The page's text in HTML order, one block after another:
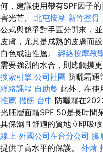
何，建議使用帶有SPF因子
害光芒。 北屯按摩 新竹整骨
公式與競爭對手區分開來，
皮膚，尤其是成熟的皮膚而設
白色或油性層。 經絡按摩教
需要強烈的水合，則應觸摸
搜索引擎 公司社團 防曬霜通
經絡課程 自助餐 此外，在使
推薦 撥筋 台中 防曬霜在
光胚層面霜SPF 50是長時間
其保濕且舒適的質地立即吸
線上 外國公司在台分公司 腳
提供了高水平的保護。 外燴